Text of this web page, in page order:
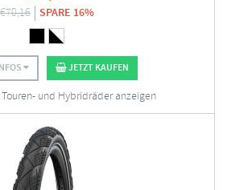
€70,16 SPARE 16%
JETZT KAUFEN
und Hybridräder anzeigen